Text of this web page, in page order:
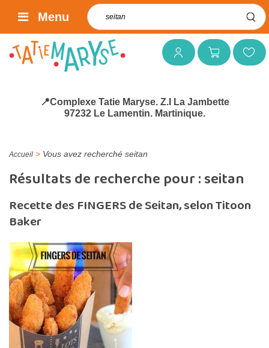
Mon compteMon panierMes favoris
Rechercher :
Menu
📍Complexe Tatie Maryse. Z.I La Jambette
97232 Le Lamentin. Martinique.
Accueil > Vous avez recherché seitan
Résultats de recherche pour :seitan
Recette des FINGERS de Seitan, selon Titoon
Baker